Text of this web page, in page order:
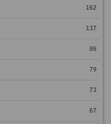
162
137
86
79
73
67